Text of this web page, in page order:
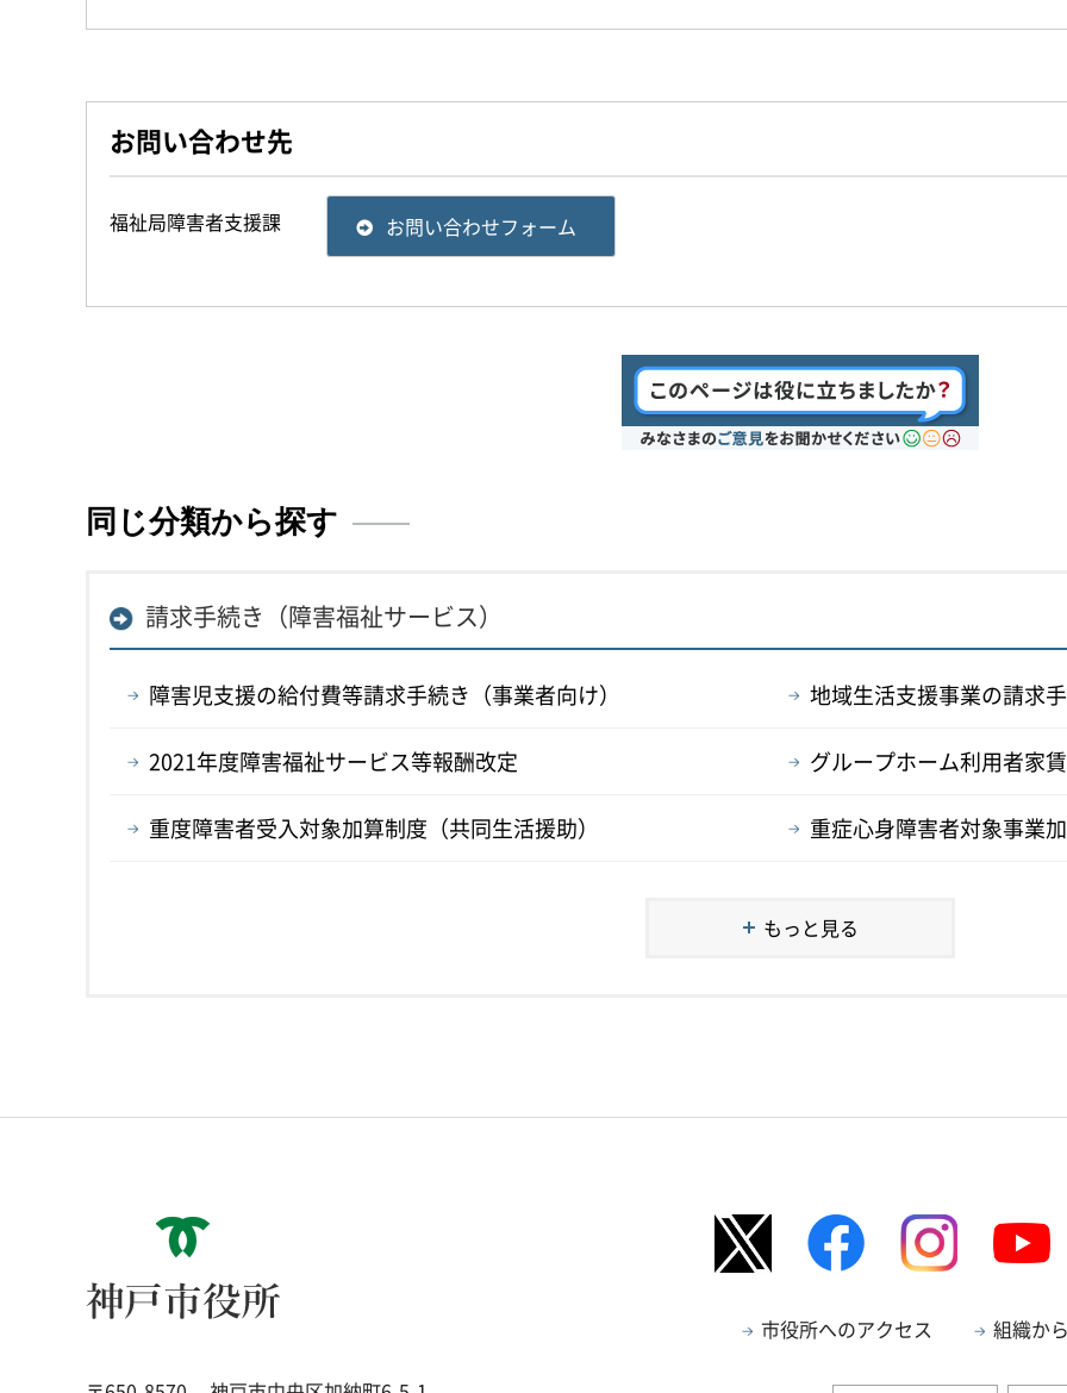
お問い合わせ先
福祉局障害者支援課 お問い合わせフォーム
同じ分類から探す
請求手続き（障害福祉サービス）
障害児支援の給付費等請求手続き（事業者向け） 地域生活支援事業の請求
2021年度障害福祉サービス等報酬改定 グループホーム利用者家
重度障害者受入対象加算制度（共同生活援助） 重症心身障害者対象事業
もっと見る
神戸市役所
市役所へのアクセス 組織か